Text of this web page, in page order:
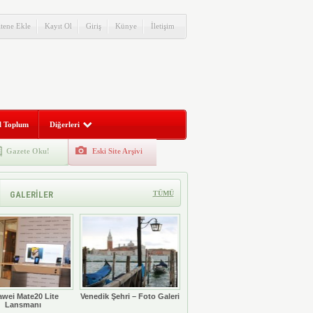
Ekle Kayıt Ol Giriş Künye İletişim
Toplum Diğerleri
Gazete Oku! Eski Site Arşivi
GALERİLER TÜMÜ
Mate20 Lite
Lansmanı
Venedik Şehri – Foto Galeri